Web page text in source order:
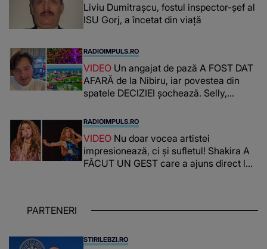
Liviu Dumitrașcu, fostul inspector-șef al
ISU Gorj, a încetat din viață
RADIOIMPULS.RO
VIDEO Un angajat de pază A FOST DAT
AFARĂ de la Nibiru, iar povestea din
spatele DECIZIEI șochează. Selly,
CREDEA CĂ VA VEDEA AȘA CEVA: "Fix
în fața unui..."
RADIOIMPULS.RO
VIDEO Nu doar vocea artistei
impresionează, ci și sufletul! Shakira A
FĂCUT UN GEST care a ajuns direct la
așteptând oportunitatea
PARTENERI
STIRILEBZI.RO